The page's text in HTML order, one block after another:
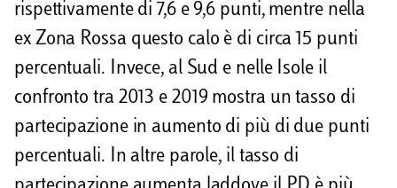
rispettivamente di 7,6 e 9,6 punti, mentre nella
ex Zona Rossa questo calo è di circa 15 punti
percentuali. Invece, al Sud e nelle Isole il
confronto tra 2013 e 2019 mostra un tasso di
partecipazione in aumento di più di due punti
percentuali. In altre parole, il tasso di